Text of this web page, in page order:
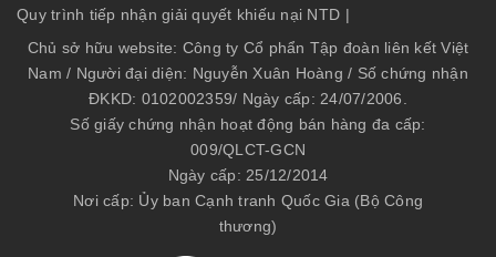
Quy trình tiếp nhận giải quyết khiếu nại NTD |
Chủ sở hữu website: Công ty Cổ phẩn Tập đoàn liên kết Việt
Nam / Người đại diện: Nguyễn Xuân Hoàng / Số chứng nhận
ĐKKD: 0102002359/ Ngày cấp: 24/07/2006.
Số giấy chứng nhận hoạt động bán hàng đa cấp:
009/QLCT-GCN
Ngày cấp: 25/12/2014
Nơi cấp: Ủy ban Cạnh tranh Quốc Gia (Bộ Công
thương)